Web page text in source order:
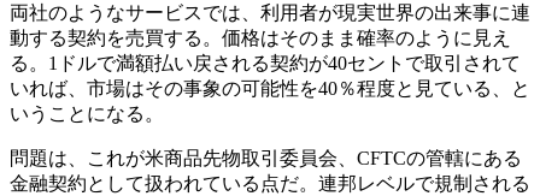
両社のようなサービスでは、利用者が現実世界の出来事に連
動する契約を売買する。価格はそのまま確率のように見え
る。1ドルで満額払い戻される契約が40セントで取引されて
いれば、市場はその事象の可能性を40％程度と見ている、と
いうことになる。
問題は、これが米商品先物取引委員会、CFTCの管轄にある
金融契約として扱われている点だ。連邦レベルで規制される